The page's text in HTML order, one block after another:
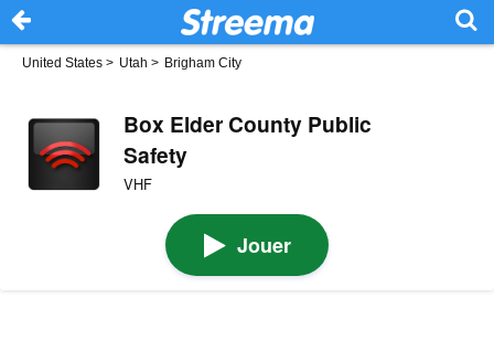
United States > Utah > Brigham City
Box Elder County Public
Safety
VHF
Jouer